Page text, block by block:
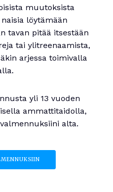
muutoksista
löytämään
tavan pitää itsestään
tai ylitreenaamista,
arjessa toimivalla
yli 13 vuoden
ammattitaidolla,
alta.